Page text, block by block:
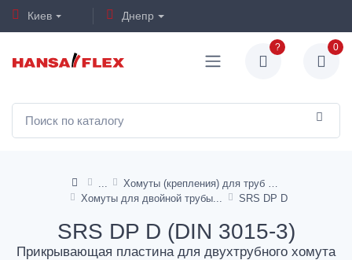
Киев Днепр
? 0
Хомуты для двойной трубы
SRS DP D
SRS DP D (DIN 3015-3)
Прикрывающая пластина для двухтрубного хомута